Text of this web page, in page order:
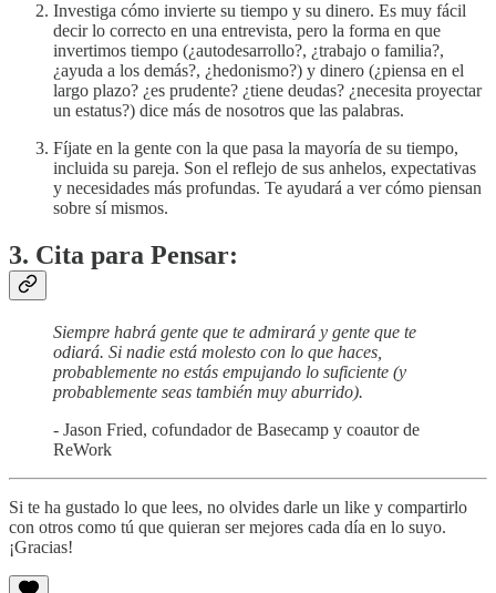
Investiga cómo invierte su tiempo y su dinero. Es muy fácil
decir lo correcto en una entrevista, pero la forma en que
invertimos tiempo (¿autodesarrollo?, ¿trabajo o familia?,
¿ayuda a los demás?, ¿hedonismo?) y dinero (¿piensa en el
largo plazo? ¿es prudente? ¿tiene deudas? ¿necesita proyectar
un estatus?) dice más de nosotros que las palabras.
Fíjate en la gente con la que pasa la mayoría de su tiempo,
incluida su pareja. Son el reflejo de sus anhelos, expectativas
y necesidades más profundas. Te ayudará a ver cómo piensan
sobre sí mismos.
3. Cita para Pensar:
Siempre habrá gente que te admirará y gente que te
odiará. Si nadie está molesto con lo que haces,
probablemente no estás empujando lo suficiente (y
probablemente seas también muy aburrido).
- Jason Fried, cofundador de Basecamp y coautor de
ReWork
Si te ha gustado lo que lees, no olvides darle un like y compartirlo
con otros como tú que quieran ser mejores cada día en lo suyo.
¡Gracias!